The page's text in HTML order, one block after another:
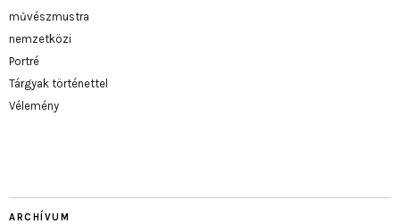
művészmustra
nemzetközi
Portré
Tárgyak történettel
Vélemény
ARCHÍVUM